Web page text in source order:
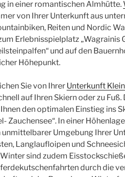
in einer romantischen Almhütte.
von Ihrer Unterkunft aus
Reiten und Nordic
Erlebnisspielplatz „Wagrainis
und auf den
Höhepunkt.
Sie von Ihrer Unterkunft
auf Ihren Skiern oder zu Fuß.
den optimalen Einstieg ins
Zauchensee“. In einer
unmittelbarer Umgebung Ihrer
Langlaufloipen und
sind zudem
durch die